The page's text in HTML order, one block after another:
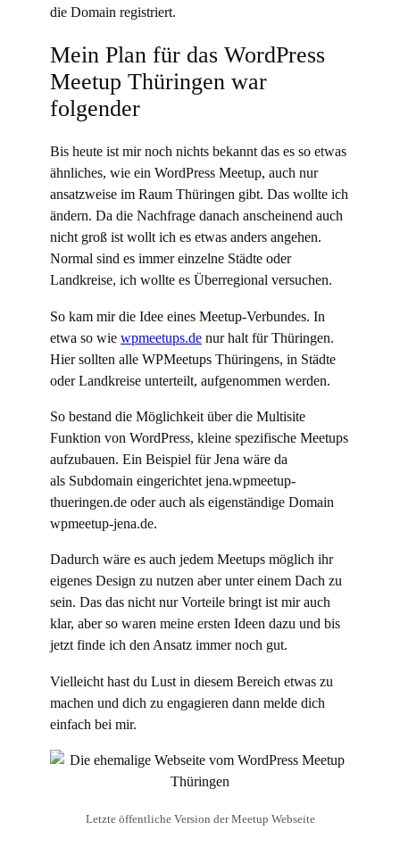
die Domain registriert.
Mein Plan für das WordPress
Meetup Thüringen war
folgender
Bis heute ist mir noch nichts bekannt das es so etwas
ähnliches, wie ein WordPress Meetup, auch nur
ansatzweise im Raum Thüringen gibt. Das wollte ich
ändern. Da die Nachfrage danach anscheinend auch
nicht groß ist wollt ich es etwas anders angehen.
Normal sind es immer einzelne Städte oder
Landkreise, ich wollte es Überregional versuchen.
So kam mir die Idee eines Meetup-Verbundes. In
etwa so wie wpmeetups.de nur halt für Thüringen.
Hier sollten alle WPMeetups Thüringens, in Städte
oder Landkreise unterteilt, aufgenommen werden.
So bestand die Möglichkeit über die Multisite
Funktion von WordPress, kleine spezifische Meetups
aufzubauen. Ein Beispiel für Jena wäre da
als Subdomain eingerichtet jena.wpmeetup-
thueringen.de oder auch als eigenständige Domain
wpmeetup-jena.de.
Dadurch wäre es auch jedem Meetups möglich ihr
eigenes Design zu nutzen aber unter einem Dach zu
sein. Das das nicht nur Vorteile bringt ist mir auch
klar, aber so waren meine ersten Ideen dazu und bis
jetzt finde ich den Ansatz immer noch gut.
Vielleicht hast du Lust in diesem Bereich etwas zu
machen und dich zu engagieren dann melde dich
einfach bei mir.
Letzte öffentliche Version der Meetup Webseite